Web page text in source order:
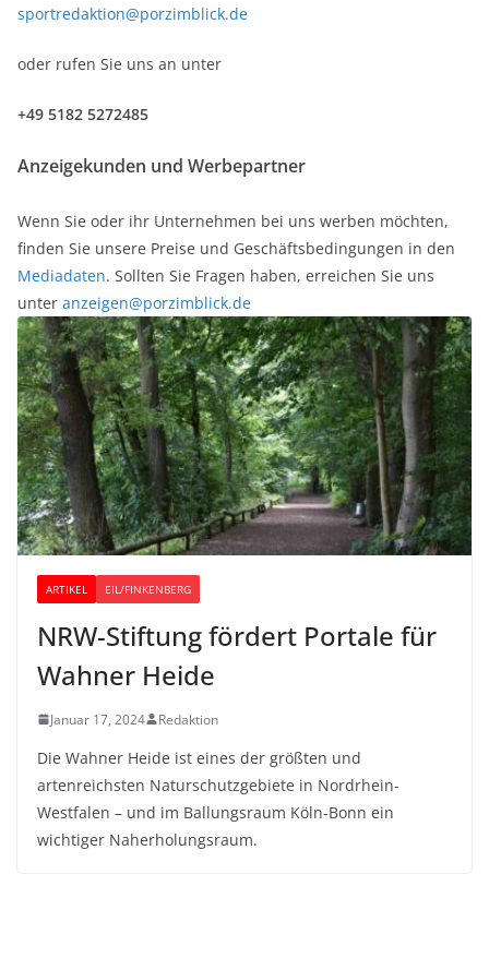
sportredaktion@porzimblick.de
oder rufen Sie uns an unter
+49 5182 5272485
Anzeigekunden und Werbepartner
Wenn Sie oder ihr Unternehmen bei uns werben möchten,
finden Sie unsere Preise und Geschäftsbedingungen in den
Mediadaten. Sollten Sie Fragen haben, erreichen Sie uns
unter anzeigen@porzimblick.de
ARTIKEL EIL/FINKENBERG
NRW-Stiftung fördert Portale für
Wahner Heide
Januar 17, 2024 Redaktion
Die Wahner Heide ist eines der größten und
artenreichsten Naturschutzgebiete in Nordrhein-
Westfalen – und im Ballungsraum Köln-Bonn ein
wichtiger Naherholungsraum.